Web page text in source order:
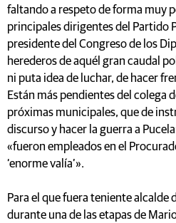
faltando a respeto de forma muy
principales dirigentes del Partido
presidente del Congreso de los
herederos de aquél gran caudal
ni puta idea de luchar, de hacer
Están más pendientes del colega
próximas municipales, que de
discurso y hacer la guerra a
«fueron empleados en el
‘enorme valía’».
Para el que fuera teniente alcalde
durante una de las etapas de